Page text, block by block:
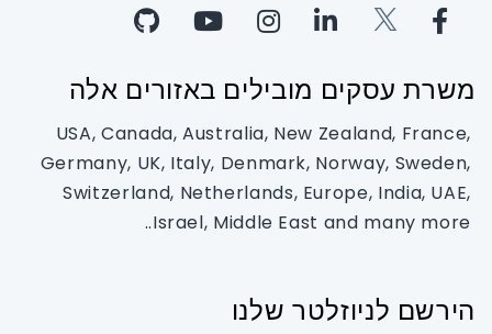
משרת עסקים מובילים באזורים אלה
USA, Canada, Australia, New Zealand, France,
Germany, UK, Italy, Denmark, Norway, Sweden,
Switzerland, Netherlands, Europe, India, UAE,
Israel, Middle East and many more..
הירשם לניוזלטר שלנו